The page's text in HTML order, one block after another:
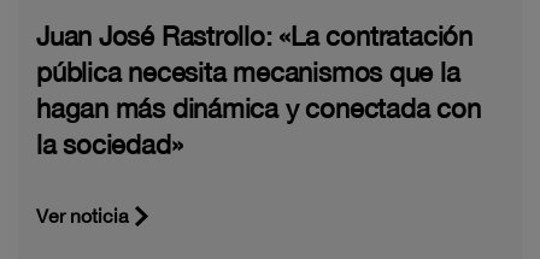
Juan José Rastrollo: «La contratación
pública necesita mecanismos que la
hagan más dinámica y conectada con
la sociedad»
Ver noticia